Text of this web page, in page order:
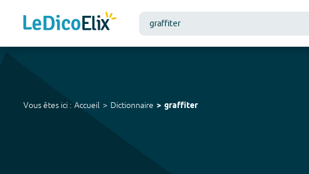
Vous êtes ici : Accueil Dictionnaire graffiter